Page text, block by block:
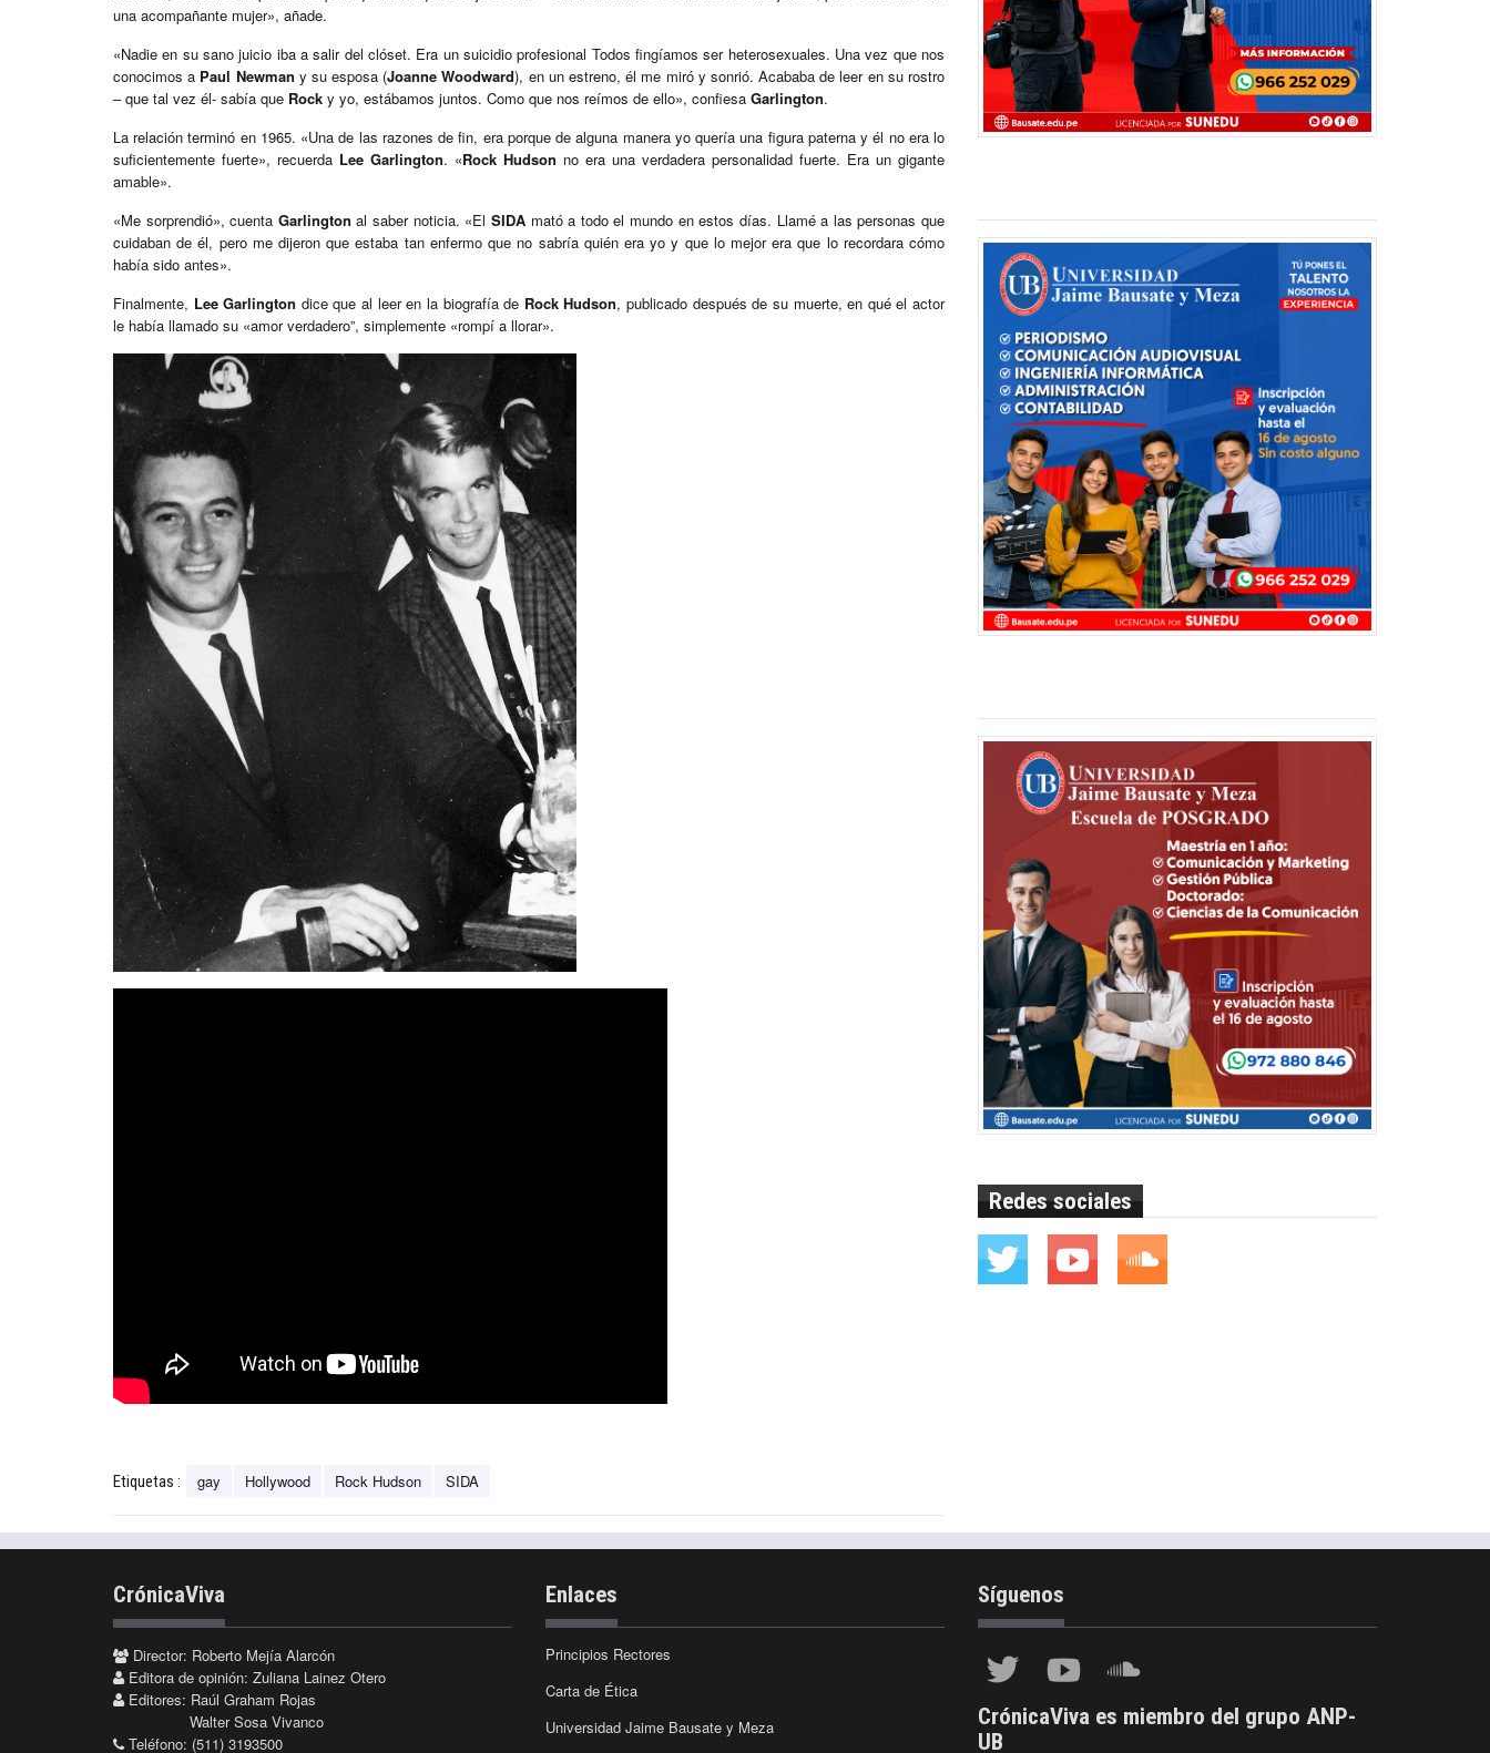
una acompañante mujer», añade.
«Nadie en su sano juicio iba a salir del clóset. Era un suicidio profesional Todos fingíamos ser heterosexuales. Una vez que nos
conocimos a Paul Newman y su esposa (Joanne Woodward), en un estreno, él me miró y sonrió. Acababa de leer en su rostro
– que tal vez él- sabía que Rock y yo, estábamos juntos. Como que nos reímos de ello», confiesa Garlington.
La relación terminó en 1965. «Una de las razones de fin, era porque de alguna manera yo quería una figura paterna y él no era lo
suficientemente fuerte», recuerda Lee Garlington. «Rock Hudson no era una verdadera personalidad fuerte. Era un gigante
amable».
«Me sorprendió», cuenta Garlington al saber noticia. «El SIDAmató a todo el mundo en estos días. Llamé a las personas que
cuidaban de él, pero me dijeron que estaba tan enfermo que no sabría quién era yo y que lo mejor era que lo recordara cómo
había sido antes».
Finalmente, Lee Garlington dice que al leer en la biografía de Rock Hudson, publicado después de su muerte, en qué el actor
le había llamado su «amor verdadero”, simplemente «rompí a llorar».
Etiquetas : gay Hollywood Rock Hudson SIDA
Redes sociales
CrónicaViva
Director: Roberto Mejía Alarcón
Editora de opinión: Zuliana Lainez Otero
Editores: Raúl Graham Rojas
Walter Sosa Vivanco
Teléfono: (511) 3193500
Enlaces
Principios Rectores
Carta de Ética
Universidad Jaime Bausate y Meza
Síguenos
CrónicaViva es miembro del grupo ANP-
UB